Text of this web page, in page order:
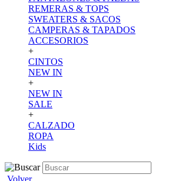
REMERAS & TOPS
SWEATERS & SACOS
CAMPERAS & TAPADOS
ACCESORIOS
+
CINTOS
NEW IN
+
NEW IN
SALE
+
CALZADO
ROPA
Kids
Volver